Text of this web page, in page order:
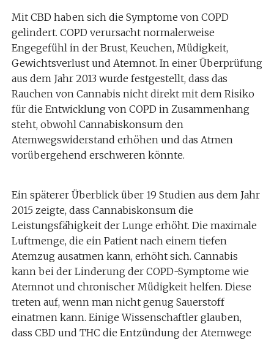
Mit CBD haben sich die Symptome von COPD
gelindert. COPD verursacht normalerweise
Engegefühl in der Brust, Keuchen, Müdigkeit,
Gewichtsverlust und Atemnot. In einer Überprüfung
aus dem Jahr 2013 wurde festgestellt, dass das
Rauchen von Cannabis nicht direkt mit dem Risiko
für die Entwicklung von COPD in Zusammenhang
steht, obwohl Cannabiskonsum den
Atemwegswiderstand erhöhen und das Atmen
vorübergehend erschweren könnte.
Ein späterer Überblick über 19 Studien aus dem Jahr
2015 zeigte, dass Cannabiskonsum die
Leistungsfähigkeit der Lunge erhöht. Die maximale
Luftmenge, die ein Patient nach einem tiefen
Atemzug ausatmen kann, erhöht sich. Cannabis
kann bei der Linderung der COPD-Symptome wie
Atemnot und chronischer Müdigkeit helfen. Diese
treten auf, wenn man nicht genug Sauerstoff
einatmen kann. Einige Wissenschaftler glauben,
dass CBD und THC die Entzündung der Atemwege